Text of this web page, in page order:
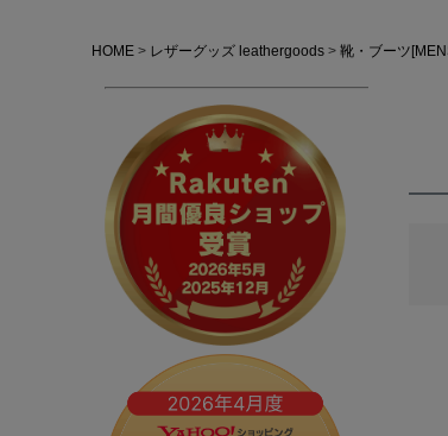
HOME レザーグッズ leathergoods 靴・ブーツ